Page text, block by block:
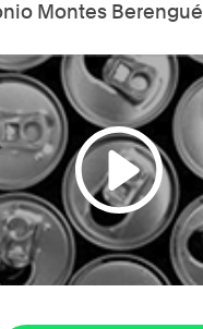
Montes Berengué